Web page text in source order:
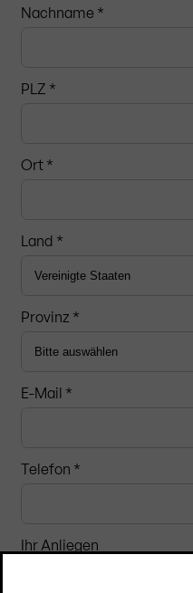
Nachname *
PLZ *
Ort *
Land *
Provinz *
E-Mail *
Telefon *
Ihr Anliegen